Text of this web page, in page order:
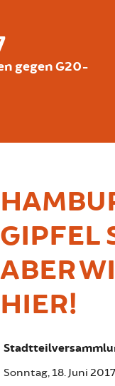
gegen G20-
GIPFEL
ABER
HIER!
Sonntag, 18. Juni